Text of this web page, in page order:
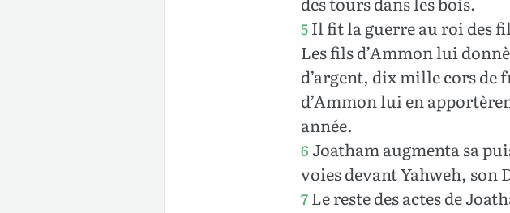
5Il fit la guerre au roi des
Les fils d’Ammon lui
d’argent, dix mille cors de
d’Ammon lui en
année.
6 Joatham augmenta sa
voies devant Yahweh, son
7Le reste des actes de